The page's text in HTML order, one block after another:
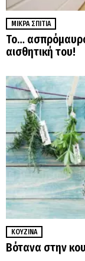
ΜΙΚΡΆ ΣΠΊΤΙΑ
Το…
αισθητική του!
ΚΟΥΖΊΝΑ
Βότανα στην